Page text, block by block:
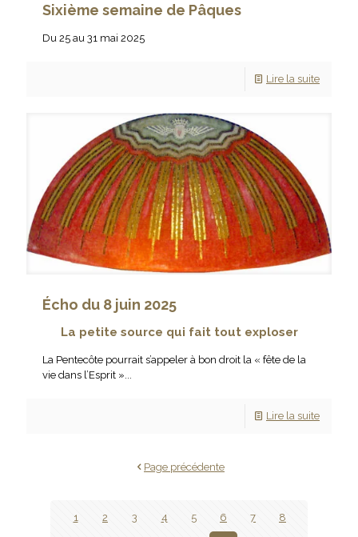
Sixième semaine de Pâques
Du 25 au 31 mai 2025
Lire la suite
Écho du 8 juin 2025
La petite source qui fait tout exploser
La Pentecôte pourrait s’appeler à bon droit la « fête de la
vie dans l’Esprit »...
Lire la suite
Page précédente
1 2 3 4 5 6 7 8